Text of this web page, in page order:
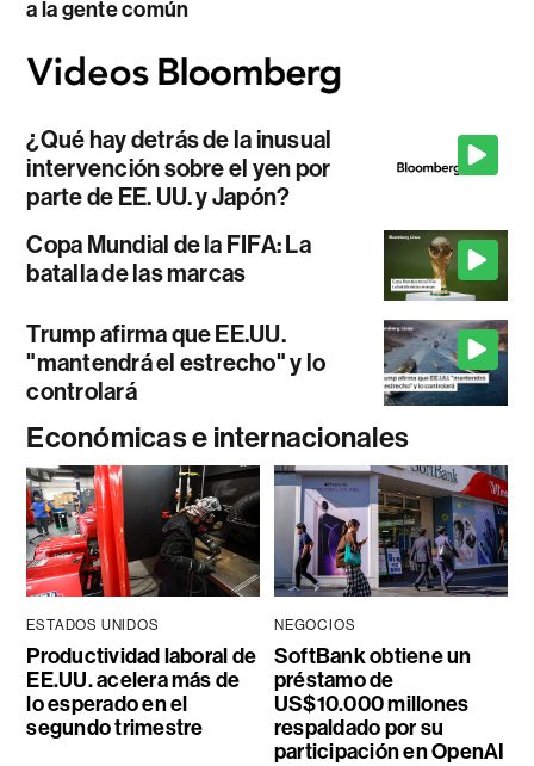
a la gente común
¿Qué hay detrás de la inusual
intervención sobre el yen por
parte de EE. UU. y Japón?
Copa Mundial de la FIFA: La
batalla de las marcas
Trump afirma que EE.UU.
"mantendrá el estrecho" y lo
controlará
Económicas e internacionales
ESTADOS UNIDOS
Productividad laboral de
EE.UU. acelera más de
lo esperado en el
segundo trimestre
NEGOCIOS
SoftBank obtiene un
préstamo de
US$10.000 millones
respaldado por su
participación en OpenAI